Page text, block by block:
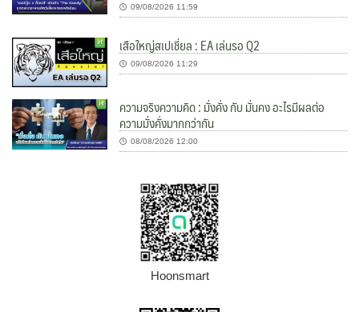
09/08/2026 11:59
เสือใหญ่สเปเชี่ยล : EA เล่นรอ Q2
09/08/2026 11:29
ความจริงความคิด : มั่งคั่ง กับ มั่นคง อะไรมีผลต่อ
ความมั่งคั่งมากกว่ากัน
08/08/2026 12:00
Hoonsmart